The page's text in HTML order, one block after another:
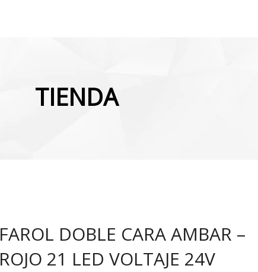
TIENDA
FAROL DOBLE CARA AMBAR –
ROJO 21 LED VOLTAJE 24V